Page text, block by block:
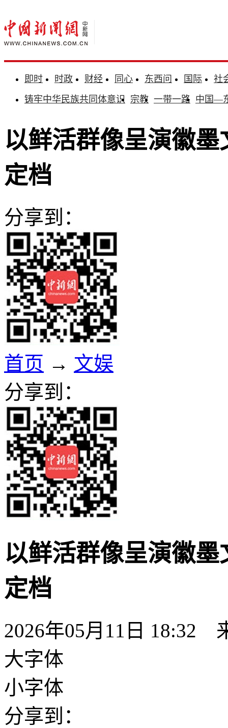
即时 时政 财经 同心 东西问 国际
社
铸牢中华民族共同体意识 宗教 一带一路 中国—
以鲜活群像呈演徽
定档
分享到：
首页 → 文娱
分享到：
以鲜活群像呈演徽
定档
2026年05月11日 18:32
大字体
小字体
分享到：